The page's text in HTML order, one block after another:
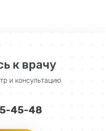
к врачу
и консультацию
45-48